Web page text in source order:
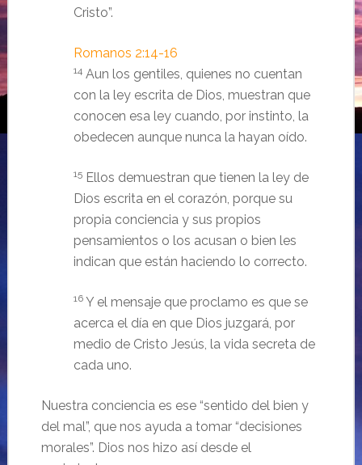
Cristo”.
Romanos 2:14-16
14Aun los gentiles, quienes no cuentan
con la ley escrita de Dios, muestran que
conocen esa ley cuando, por instinto, la
obedecen aunque nunca la hayan oído.
15Ellos demuestran que tienen la ley de
Dios escrita en el corazón, porque su
propia conciencia y sus propios
pensamientos o los acusan o bien les
indican que están haciendo lo correcto.
16Y el mensaje que proclamo es que se
acerca el día en que Dios juzgará, por
medio de Cristo Jesús, la vida secreta de
cada uno.
Nuestra conciencia es ese “sentido del bien y
del mal”, que nos ayuda a tomar “decisiones
morales”. Dios nos hizo así desde el